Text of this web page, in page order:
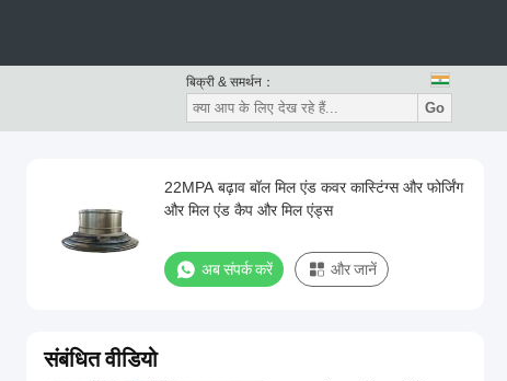
बिक्री & समर्थन：
Go
22MPA बढ़ाव बॉल मिल एंड कवर कास्टिंग्स और फोर्जिंग
और मिल एंड कैप और मिल एंड्स
अब संपर्क करें और जानें
संबंधित वीडियो